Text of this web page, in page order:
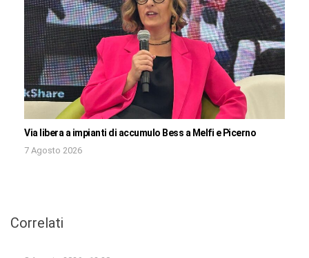
Via libera a impianti di accumulo Bess a Melfi e Picerno
7 Agosto 2026
Correlati